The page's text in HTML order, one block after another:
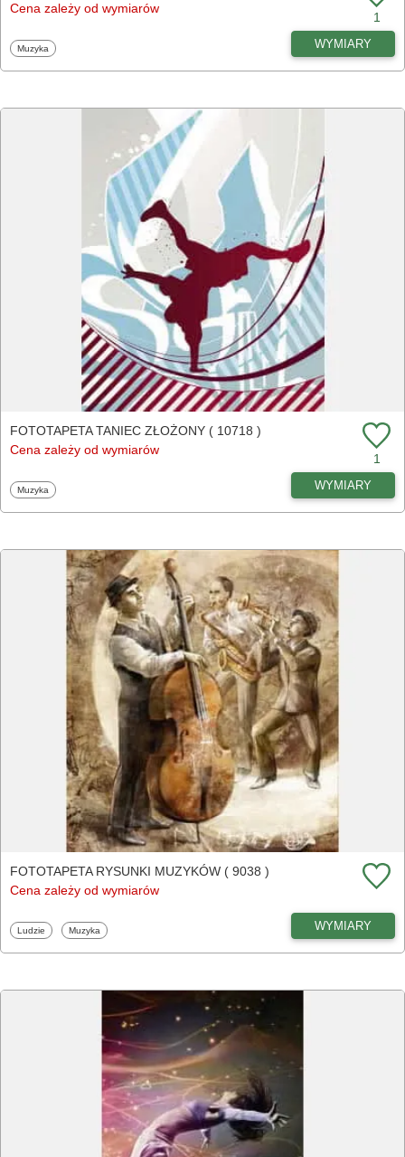
Cena zależy od wymiarów
1
Fototapety
Muzyka WYMIARY
FOTOTAPETA TANIEC ZŁOŻONY ( 10718 )
Cena zależy od wymiarów
1
Fototapety
Muzyka WYMIARY
FOTOTAPETA RYSUNKI MUZYKÓW ( 9038 )
Cena zależy od wymiarów
Fototapety
Ludzie Fototapety
Muzyka WYMIARY